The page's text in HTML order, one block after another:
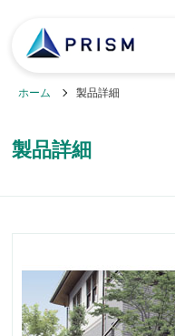
ホーム 製品詳細
製品詳細